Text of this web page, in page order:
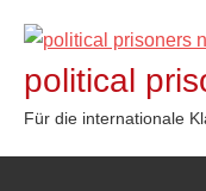
Inhalt
springen
political
Für die internationale